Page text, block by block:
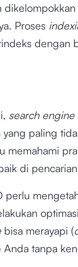
Proses
dengan
search engine
paling
memahami
di
perlu
bisa merayapi (
tanpa